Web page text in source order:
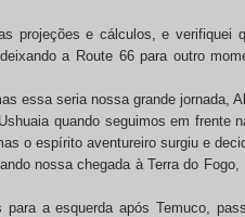
projeções e cálculos, e verifiquei
a Route 66 para outro
essa seria nossa grande jornada,
quando seguimos em frente
o espírito aventureiro surgiu e
nossa chegada à Terra do
a esquerda após Temuco,